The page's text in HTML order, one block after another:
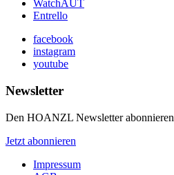
WatchAUT
Entrello
facebook
instagram
youtube
Newsletter
Den HOANZL Newsletter abonnieren
Jetzt abonnieren
Impressum